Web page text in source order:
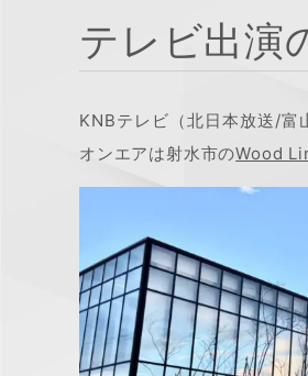
テレビ出演
KNBテレビ（北日本放送/富
オンエアは射水市のWood